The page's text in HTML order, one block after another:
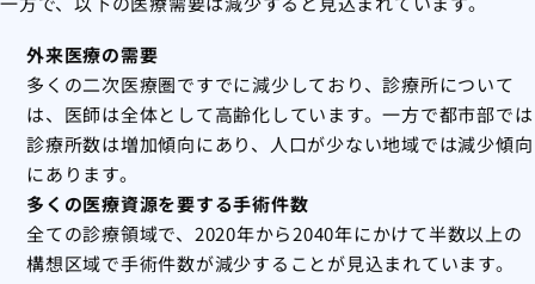
外来医療の需要
多くの二次医療圏ですでに減少しており、診療所について
は、医師は全体として高齢化しています。一方で都市部では
診療所数は増加傾向にあり、人口が少ない地域では減少傾向
にあります。
多くの医療資源を要する手術件数
全ての診療領域で、2020年から2040年にかけて半数以上の
構想区域で手術件数が減少することが見込まれています。